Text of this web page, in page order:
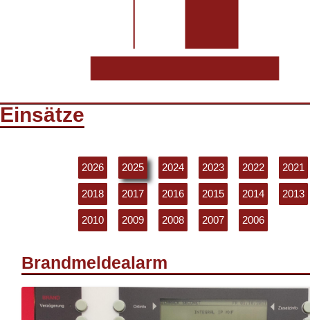
Einsätze
2026 2025 2024 2023 2022 2021
2018 2017 2016 2015 2014 2013
2010 2009 2008 2007 2006
Brandmeldealarm